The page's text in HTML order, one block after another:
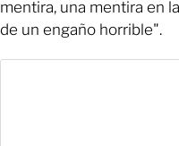
mentira, una mentira en
de un engaño horrible".